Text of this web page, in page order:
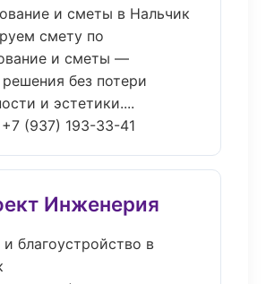
и сметы в Нальчик
смету по
и сметы —
без потери
и эстетики....
+7 (937) 193-33-41
Инженерия
благоустройство в